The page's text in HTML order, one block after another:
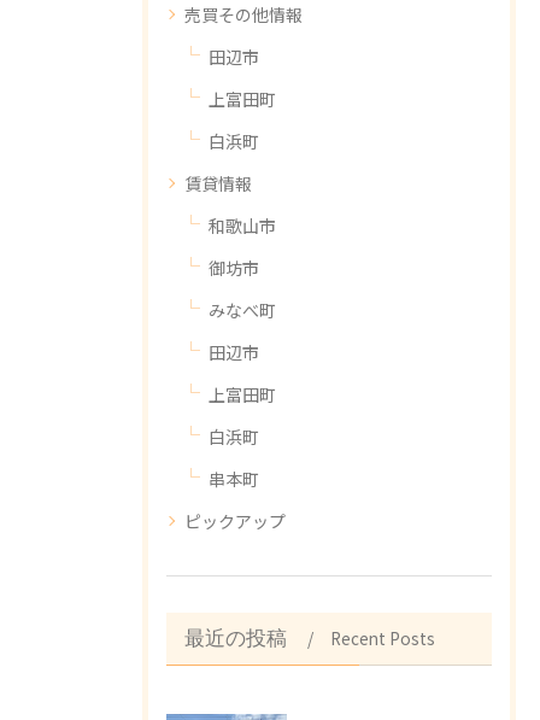
売買その他情報
田辺市
上富田町
白浜町
賃貸情報
和歌山市
御坊市
みなべ町
田辺市
上富田町
白浜町
串本町
ピックアップ
最近の投稿 Recent Posts